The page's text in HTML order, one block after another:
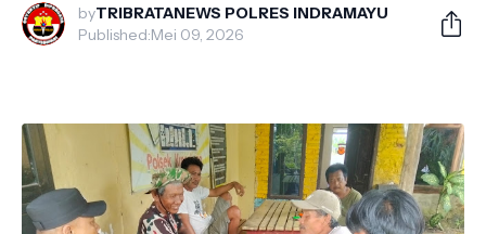
byTRIBRATANEWS POLRES INDRAMAYU
Published:Mei 09, 2026